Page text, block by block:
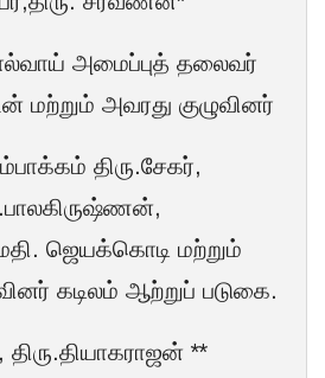
அமைப்புத் தலைவர்
மற்றும் அவரது குழுவினர்
திரு.சேகர்,
ஜெயக்கொடி மற்றும்
கடிலம் ஆற்றுப் படுகை.
திரு.தியாகராஜன் **